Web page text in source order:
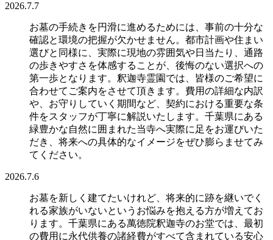
2026.7.7
お墓の手続きを円滑に進めるためには、事前の十分な
確認と環境の把握が欠かせません。都市計画や住まい
選びと同様に、実際に現地の雰囲気や日当たり、通路
の歩きやすさを体感することが、後悔のない選択への
第一歩となります。釈迦寺霊園では、皆様のご希望に
合わせてご案内をさせて頂きます。費用の詳細な内訳
や、お守りしていく期間など、契約における重要な条
件をスタッフが丁寧に解説いたします。千葉県にある
緑豊かな自然に囲まれた当寺へ実際に足をお運びいた
だき、将来への具体的なイメージをぜひ膨らませてみ
てください。
2026.7.6
お墓を新しく建てたいけれど、将来的に跡を継いでく
れる家族がいないというお悩みを抱える方が増えてお
ります。千葉県にある萬徳院釈迦寺のお堂では、最初
の費用に永代供養の諸経費がすべて含まれている安心